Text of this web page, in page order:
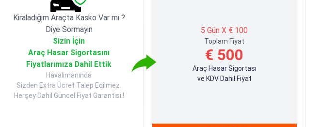
Kiraladığım Araçta Kasko Var mı ?
Diye Sormayın
Sizin İçin
Araç Hasar Sigortasını
Fiyatlarımıza Dahil Ettik
Havalimanında
Sizden Extra Ücret Talep Edilmez.
Herşey Dahil Güncel Fiyat Garantisi.!
5 Gün X € 100
Toplam Fiyat
€ 500
Araç Hasar Sigortası
ve KDV Dahil Fiyat